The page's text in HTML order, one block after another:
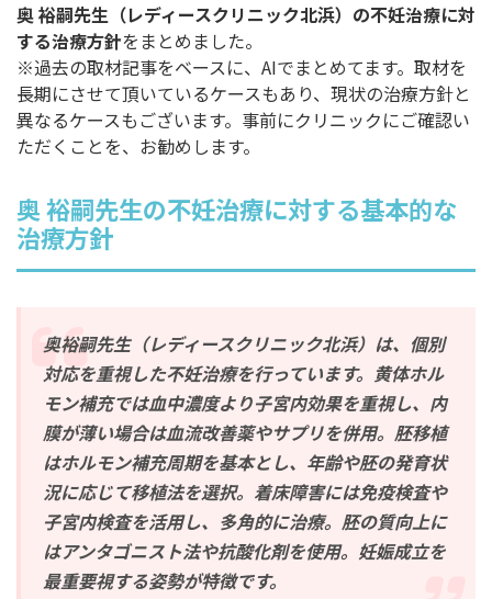
奥 裕嗣先生（レディースクリニック北浜）の不妊治療に対
する治療方針をまとめました。
※過去の取材記事をベースに、AIでまとめてます。取材を
長期にさせて頂いているケースもあり、現状の治療方針と
異なるケースもございます。事前にクリニックにご確認い
ただくことを、お勧めします。
奥 裕嗣先生の不妊治療に対する基本的な
治療方針
奥裕嗣先生（レディースクリニック北浜）は、個別
対応を重視した不妊治療を行っています。黄体ホル
モン補充では血中濃度より子宮内効果を重視し、内
膜が薄い場合は血流改善薬やサプリを併用。胚移植
はホルモン補充周期を基本とし、年齢や胚の発育状
況に応じて移植法を選択。着床障害には免疫検査や
子宮内検査を活用し、多角的に治療。胚の質向上に
はアンタゴニスト法や抗酸化剤を使用。妊娠成立を
最重要視する姿勢が特徴です。